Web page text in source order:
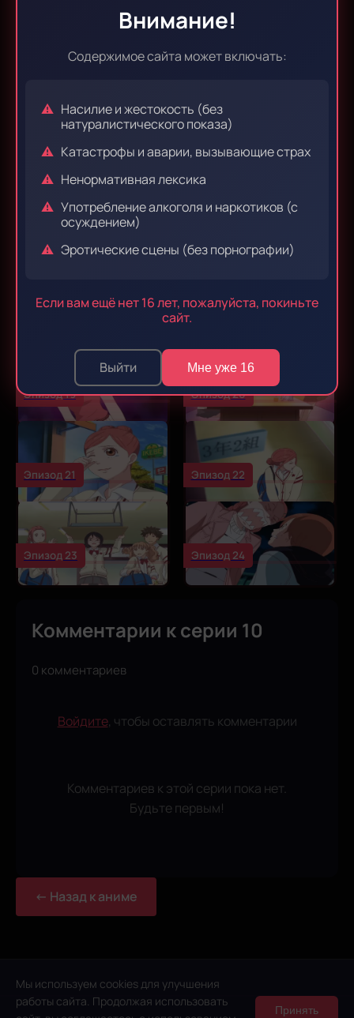
Внимание!
Содержимое сайта может включать:
Насилие и жестокость (без
натуралистического показа)
Катастрофы и аварии, вызывающие страх
Ненормативная лексика
Употребление алкоголя и наркотиков (с
осуждением)
Эротические сцены (без порнографии)
Если вам ещё нет 16 лет, пожалуйста, покиньте
сайт.
Выйти Мне уже 16
Мы используем cookies для улучшения
работы сайта. Продолжая использовать
Принять
Эпизод 13 Эпизод 14
Эпизод 18
Эпизод 19 Эпизод 20
Эпизод 21 Эпизод 22
Эпизод 23 Эпизод 24
Комментарии к серии 10
0 комментариев
Войдите, чтобы оставлять комментарии
Комментариев к этой серии пока нет.
Будьте первым!
← Назад к аниме